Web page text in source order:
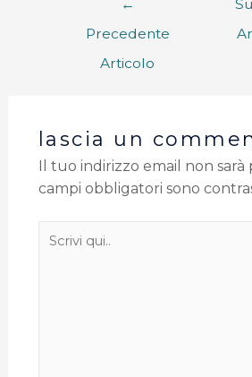
←
Precedente
Articolo
lascia un
Il tuo indirizzo email non
campi obbligatori sono